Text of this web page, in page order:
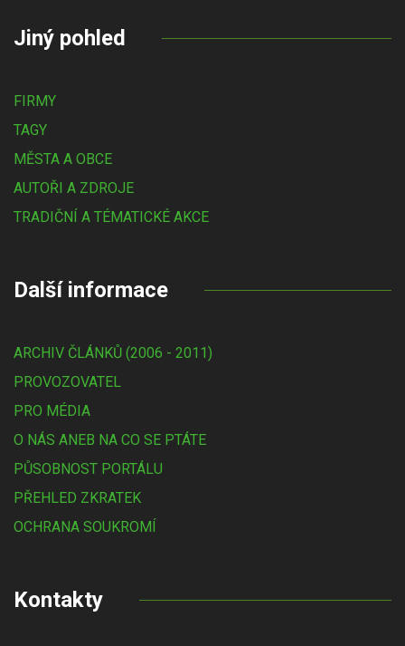
Jiný pohled
FIRMY
TAGY
MĚSTA A OBCE
AUTOŘI A ZDROJE
TRADIČNÍ A TÉMATICKÉ AKCE
Další informace
ARCHIV ČLÁNKŮ (2006 - 2011)
PROVOZOVATEL
PRO MÉDIA
O NÁS ANEB NA CO SE PTÁTE
PŮSOBNOST PORTÁLU
PŘEHLED ZKRATEK
OCHRANA SOUKROMÍ
Kontakty